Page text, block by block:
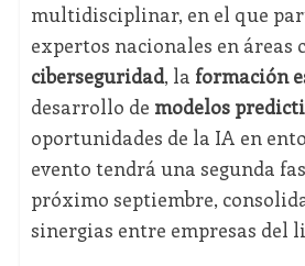
multidisciplinar, en el que
expertos nacionales en áreas
ciberseguridad, la formación
desarrollo de modelos
oportunidades de la IA en
evento tendrá una segunda
próximo septiembre,
sinergias entre empresas del